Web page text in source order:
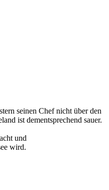
seinen Chef nicht über den
ist dementsprechend sauer.
und
wird.